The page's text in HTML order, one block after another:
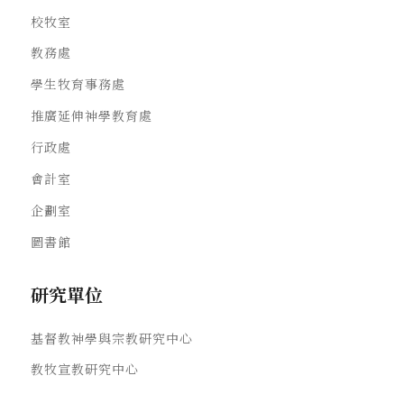
校牧室
教務處
學生牧育事務處
推廣延伸神學教育處
行政處
會計室
企劃室
圖書館
研究單位
基督教神學與宗教研究中心
教牧宣教研究中心